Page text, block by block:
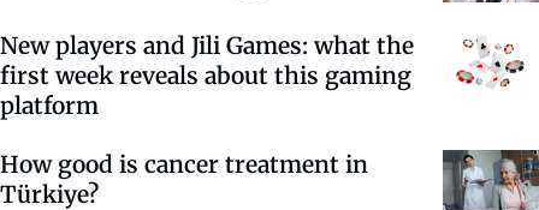
New players and Jili Games: what the
first week reveals about this gaming
platform
How good is cancer treatment in
Türkiye?